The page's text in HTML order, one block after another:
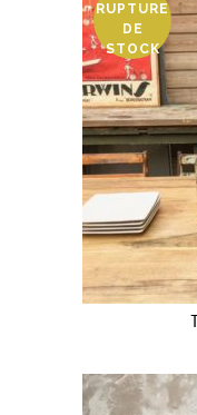
RUPTURE
DE
STOCK